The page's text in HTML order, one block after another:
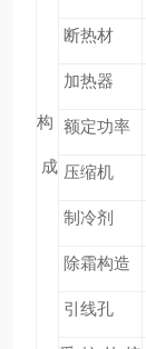
构
成
断热材
加热器
额定功率
压缩机
制冷剂
除霜构造
引线孔